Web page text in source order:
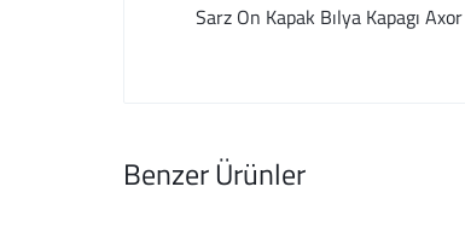
Sarz On Kapak Bılya Kapagı Axor
Benzer Ürünler